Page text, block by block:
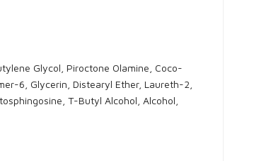
Glycol, Piroctone Olamine, Coco-
6, Glycerin, Distearyl Ether, Laureth-2,
T-Butyl Alcohol, Alcohol,